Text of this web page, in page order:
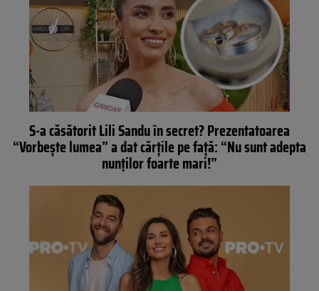
S-a căsătorit Lili Sandu în secret? Prezentatoarea
“Vorbește lumea” a dat cărțile pe față: “Nu sunt adepta
nunților foarte mari!”